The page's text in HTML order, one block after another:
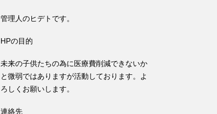
管理人のヒデトです。
HPの目的
未来の子供たちの為に医療費削減できないか
と微弱ではありますが活動しております。よ
ろしくお願いします。
連絡先